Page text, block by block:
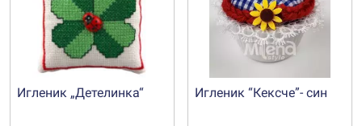
Игленик „Детелинка“ Игленик “Кексче”- син